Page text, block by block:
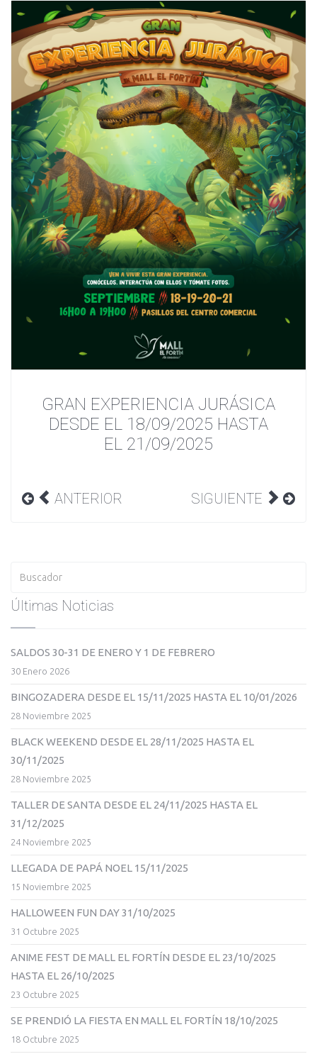
GRAN EXPERIENCIA JURÁSICA
DESDE EL 18/09/2025 HASTA
EL 21/09/2025
ANTERIOR SIGUIENTE
Últimas Noticias
SALDOS 30-31 DE ENERO Y 1 DE FEBRERO
30 Enero 2026
BINGOZADERA DESDE EL 15/11/2025 HASTA EL 10/01/2026
28 Noviembre 2025
BLACK WEEKEND DESDE EL 28/11/2025 HASTA EL
30/11/2025
28 Noviembre 2025
TALLER DE SANTA DESDE EL 24/11/2025 HASTA EL
31/12/2025
24 Noviembre 2025
LLEGADA DE PAPÁ NOEL 15/11/2025
15 Noviembre 2025
HALLOWEEN FUN DAY 31/10/2025
31 Octubre 2025
ANIME FEST DE MALL EL FORTÍN DESDE EL 23/10/2025
HASTA EL 26/10/2025
23 Octubre 2025
SE PRENDIÓ LA FIESTA EN MALL EL FORTÍN 18/10/2025
18 Octubre 2025